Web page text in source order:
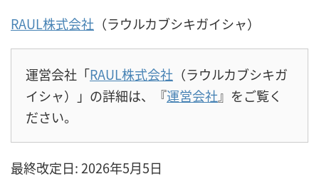
RAUL株式会社 （ラウルカブシキガイシャ）
運営会社「RAUL株式会社 （ラウルカブシキガ
イシャ）」の詳細は、『運営会社』をご覧く
ださい。
最終改定日: 2026年5月5日